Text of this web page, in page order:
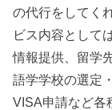
の代行をしてく
ビス内容として
情報提供、留学
語学学校の選定
VISA申請など各